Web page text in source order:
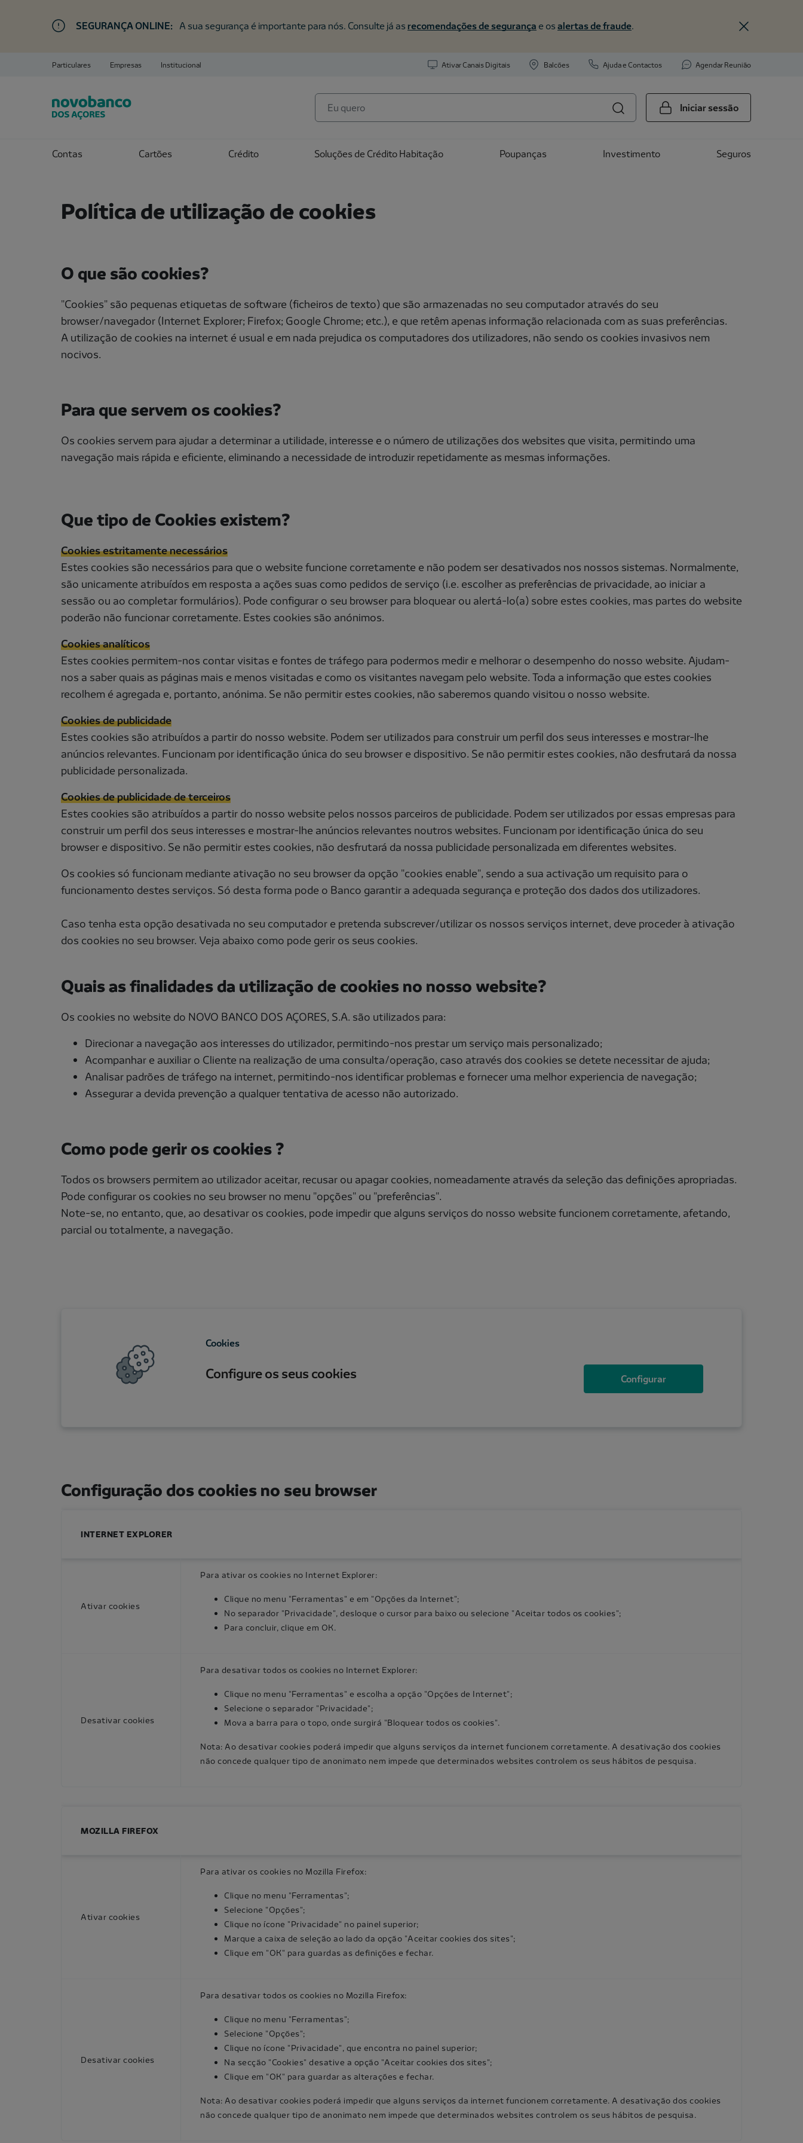
SEGURANÇA ONLINE: A sua segurança é importante para nós. Consulte já as recomendações de segurança e os alertas de fraude
Particulares Empresas Institucional Ativar Canais Digitais Balcões Ajuda e Contactos Agendar Reunião
Iniciar sessão
Contas Cartões Crédito Soluções de Crédito Habitação Poupanças Investimento Seguros
Política de utilização de cookies
O que são cookies?
"Cookies" são pequenas etiquetas de software (ficheiros de texto) que são armazenadas no seu computador através do seu
browser/navegador (Internet Explorer; Firefox; Google Chrome; etc.), e que retêm apenas informação relacionada com as suas preferências.
A utilização de cookies na internet é usual e em nada prejudica os computadores dos utilizadores, não sendo os cookies invasivos nem
nocivos.
Para que servem os cookies?
Os cookies servem para ajudar a determinar a utilidade, interesse e o número de utilizações dos websites que visita, permitindo uma
navegação mais rápida e eficiente, eliminando a necessidade de introduzir repetidamente as mesmas informações.
Que tipo de Cookies existem?
Cookies estritamente necessários
Estes cookies são necessários para que o website funcione corretamente e não podem ser desativados nos nossos sistemas. Normalmente,
são unicamente atribuídos em resposta a ações suas como pedidos de serviço (i.e. escolher as preferências de privacidade, ao iniciar a
sessão ou ao completar formulários). Pode configurar o seu browser para bloquear ou alertá-lo(a) sobre estes cookies, mas partes do website
poderão não funcionar corretamente. Estes cookies são anónimos.
Cookies analíticos
Estes cookies permitem-nos contar visitas e fontes de tráfego para podermos medir e melhorar o desempenho do nosso website. Ajudam-
nos a saber quais as páginas mais e menos visitadas e como os visitantes navegam pelo website. Toda a informação que estes cookies
recolhem é agregada e, portanto, anónima. Se não permitir estes cookies, não saberemos quando visitou o nosso website.
Cookies de publicidade
Estes cookies são atribuídos a partir do nosso website. Podem ser utilizados para construir um perfil dos seus interesses e mostrar-lhe
anúncios relevantes. Funcionam por identificação única do seu browser e dispositivo. Se não permitir estes cookies, não desfrutará da nossa
publicidade personalizada.
Cookies de publicidade de terceiros
Estes cookies são atribuídos a partir do nosso website pelos nossos parceiros de publicidade. Podem ser utilizados por essas empresas para
construir um perfil dos seus interesses e mostrar-lhe anúncios relevantes noutros websites. Funcionam por identificação única do seu
browser e dispositivo. Se não permitir estes cookies, não desfrutará da nossa publicidade personalizada em diferentes websites.
Os cookies só funcionam mediante ativação no seu browser da opção "cookies enable", sendo a sua activação um requisito para o
funcionamento destes serviços. Só desta forma pode o Banco garantir a adequada segurança e proteção dos dados dos utilizadores.
Caso tenha esta opção desativada no seu computador e pretenda subscrever/utilizar os nossos serviços internet, deve proceder à ativação
dos cookies no seu browser. Veja abaixo como pode gerir os seus cookies.
Quais as finalidades da utilização de cookies no nosso website?
Os cookies no website do NOVO BANCO DOS AÇORES, S.A. são utilizados para:
Direcionar a navegação aos interesses do utilizador, permitindo-nos prestar um serviço mais personalizado;
Acompanhar e auxiliar o Cliente na realização de uma consulta/operação, caso através dos cookies se detete necessitar de ajuda;
Analisar padrões de tráfego na internet, permitindo-nos identificar problemas e fornecer uma melhor experiencia de navegação;
Assegurar a devida prevenção a qualquer tentativa de acesso não autorizado.
Como pode gerir os cookies ?
Todos os browsers permitem ao utilizador aceitar, recusar ou apagar cookies, nomeadamente através da seleção das definições apropriadas.
Pode configurar os cookies no seu browser no menu "opções" ou "preferências".
Note-se, no entanto, que, ao desativar os cookies, pode impedir que alguns serviços do nosso website funcionem corretamente, afetando,
parcial ou totalmente, a navegação.
Cookies
Configure os seus cookies Configurar
Configuração dos cookies no seu browser
INTERNET EXPLORER
Ativar cookies
Para ativar os cookies no Internet Explorer:
Clique no menu "Ferramentas" e em "Opções da Internet";
No separador "Privacidade", desloque o cursor para baixo ou selecione "Aceitar todos os cookies";
Para concluir, clique em OK.
Desativar cookies
Para desativar todos os cookies no Internet Explorer:
Clique no menu "Ferramentas" e escolha a opção "Opções de Internet";
Selecione o separador "Privacidade";
Mova a barra para o topo, onde surgirá "Bloquear todos os cookies".
Nota: Ao desativar cookies poderá impedir que alguns serviços da internet funcionem corretamente. A desativação dos cookies
não concede qualquer tipo de anonimato nem impede que determinados websites controlem os seus hábitos de pesquisa.
MOZILLA FIREFOX
Ativar cookies
Para ativar os cookies no Mozilla Firefox:
Clique no menu "Ferramentas";
Selecione "Opções";
Clique no ícone "Privacidade" no painel superior;
Marque a caixa de seleção ao lado da opção "Aceitar cookies dos sites";
Clique em "OK" para guardas as definições e fechar.
Desativar cookies
Para desativar todos os cookies no Mozilla Firefox:
Clique no menu "Ferramentas";
Selecione "Opções";
Clique no ícone "Privacidade", que encontra no painel superior;
Na secção "Cookies" desative a opção "Aceitar cookies dos sites";
Clique em "OK" para guardar as alterações e fechar.
Nota: Ao desativar cookies poderá impedir que alguns serviços da internet funcionem corretamente. A desativação dos cookies
não concede qualquer tipo de anonimato nem impede que determinados websites controlem os seus hábitos de pesquisa.